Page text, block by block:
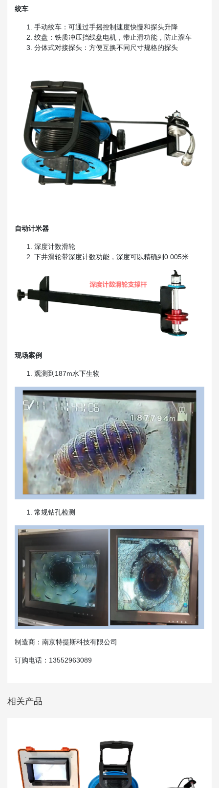
绞车
手动绞车：可通过手摇控制速度快慢和探头升降
绞盘：铁质冲压挡线盘电机，带止滑功能，防止溜车
分体式对接探头：方便互换不同尺寸规格的探头
自动计米器
深度计数滑轮
下井滑轮带深度计数功能，深度可以精确到0.005米
现场案例
观测到187m水下生物
常规钻孔检测
制造商：南京特提斯科技有限公司
订购电话：13552963089
相关产品